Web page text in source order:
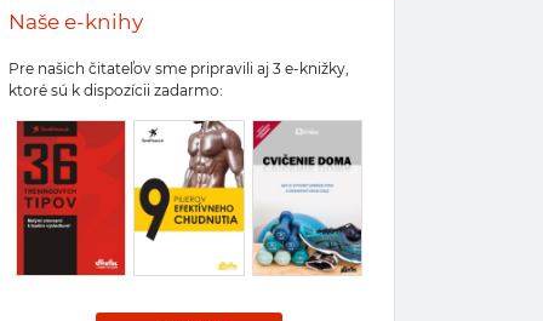
Naše e-knihy
Pre našich čitateľov sme pripravili aj 3 e-knižky,
ktoré sú k dispozícii zadarmo: